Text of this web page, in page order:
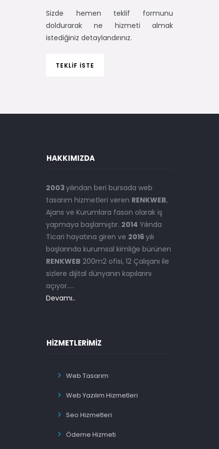
Sizde hemen teklif formunu
doldurarak ne hizmeti almak
istediğiniz detaylandırınız.
TEKLİF İSTE
HAKKIMIZDA
2003yılından beri bursada web
tasarım hizmetleri veren RENKWEB,
Ajans ve Kurumlara fason olarak iş
yapmaya başlamıştır. 2014 Yılında
Ticari hayatına giren ve 2016yılı
başlarında kurumsal kimliğe bürünen
RENKWEB 200m2 ofisi, 12 Çalışanı ile
sizlere dijital dünyanın kapılarını
açıyor.....
Devamı..
HIZMETLERIMIZ
Web Tasarım
Web Yazılım Hizmetleri
Seo Hizmetleri
Ödeme Hizmeti